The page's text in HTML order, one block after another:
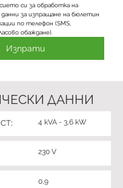
си за обработка на
за изпращане на бюлетин
по телефон (SMS,
обаждане).
Изпрати
ДАННИ
4 kVA - 3,6 kW
230 V
0,9